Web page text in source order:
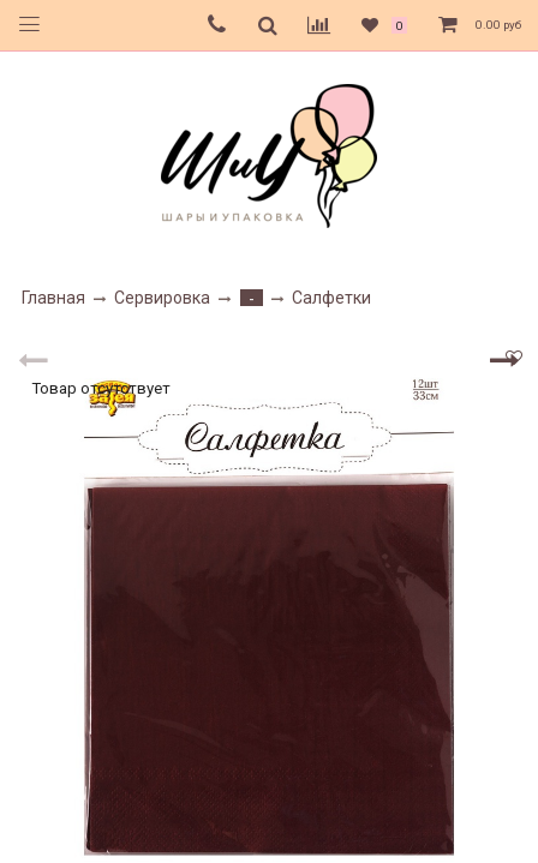
0 0.00 руб
Главная Сервировка - Салфетки
Товар отсутствует